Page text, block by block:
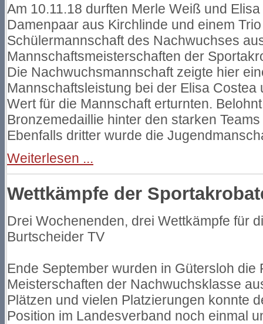
Am 10.11.18 durften Merle Weiß und
Damenpaar aus Kirchlinde und einem
Schülermannschaft des Nachwuchses
Mannschaftsmeisterschaften der
Die Nachwuchsmannschaft zeigte hier
Mannschaftsleistung bei der Elisa
Wert für die Mannschaft erturnten.
Bronzemedaillie hinter den starken
Ebenfalls dritter wurde die
Weiterlesen ...
Wettkämpfe der
Drei Wochenenden, drei Wettkämpfe für
Burtscheider TV
Ende September wurden in Gütersloh
Meisterschaften der Nachwuchsklasse
Plätzen und vielen Platzierungen konnte
Position im Landesverband noch einmal